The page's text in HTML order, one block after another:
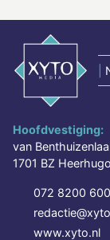
Hoofdvestiging:
van
1701 BZ
072 8200 600
www.xyto.nl